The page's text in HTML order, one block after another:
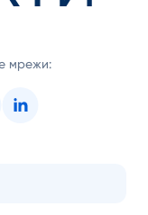
мрежи: